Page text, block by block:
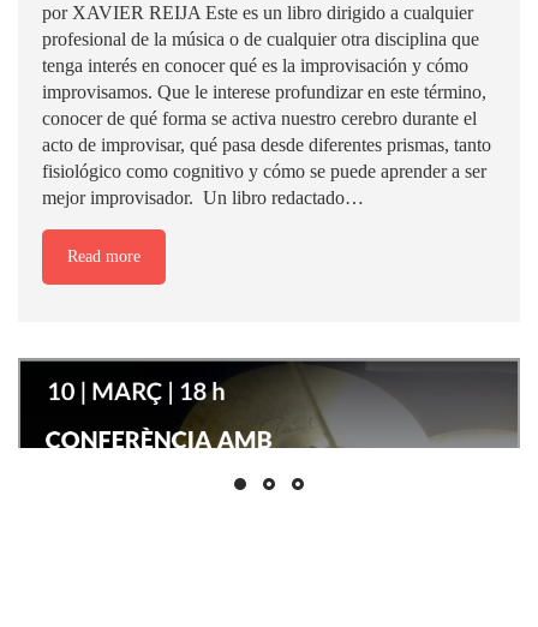
por XAVIER REIJA Este es un libro dirigido a cualquier
profesional de la música o de cualquier otra disciplina que
tenga interés en conocer qué es la improvisación y cómo
improvisamos. Que le interese profundizar en este término,
conocer de qué forma se activa nuestro cerebro durante el
acto de improvisar, qué pasa desde diferentes prismas, tanto
fisiológico como cognitivo y cómo se puede aprender a ser
mejor improvisador. Un libro redactado…
Read more